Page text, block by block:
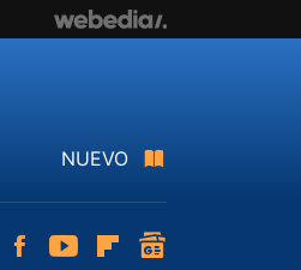
NUEVO
InstagramFacebookYoutubeFlipboard